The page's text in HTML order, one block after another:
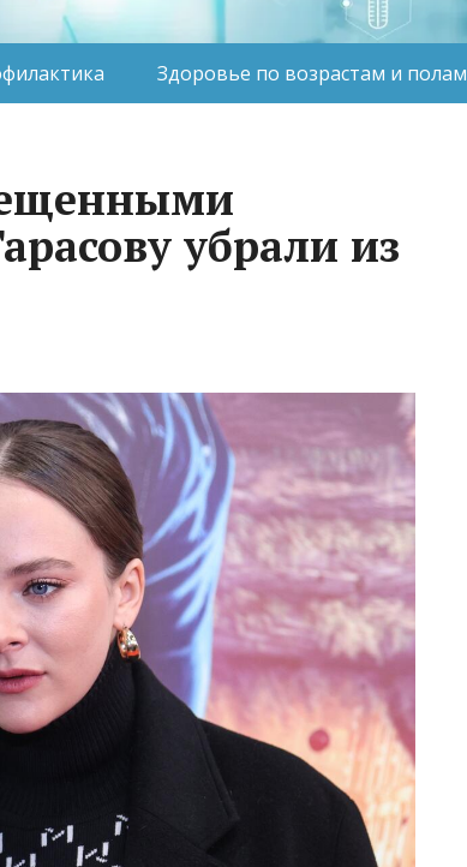
Здоровье по возрастам и полам
убрали из